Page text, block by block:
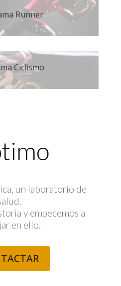
Runner
Ciclismo
un laboratorio de
y empecemos a
en ello.